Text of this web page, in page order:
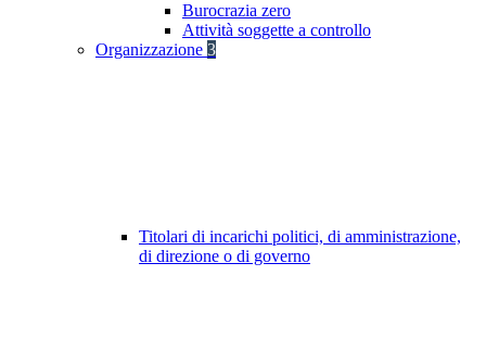
Burocrazia zero
Attività soggette a controllo
Organizzazione 3
Titolari di incarichi politici, di amministrazione,
di direzione o di governo